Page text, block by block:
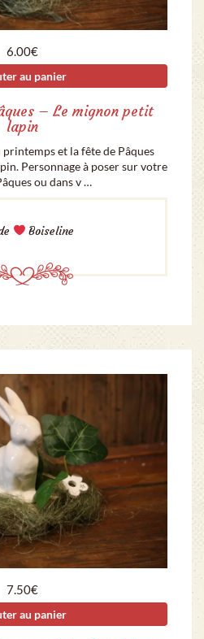
6.00€
au panier
– Le mignon petit
lapin
et la fête de Pâques
Personnage à poser sur votre
ou dans v …
Boiseline
7.50€
au panier